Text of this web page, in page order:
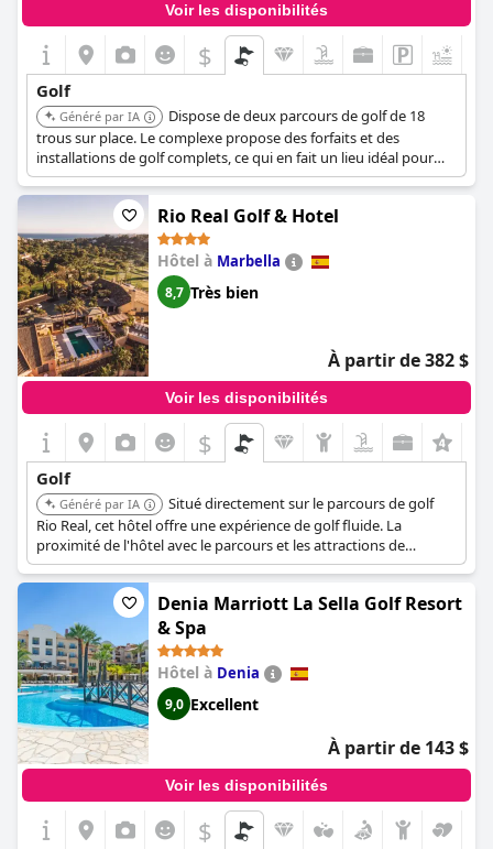
Voir les disponibilités
$
Golf
Généré par IA
Dispose de deux parcours de golf de 18
trous sur place. Le complexe propose des forfaits et des
installations de golf complets, ce qui en fait un lieu idéal pour
des vacances de golf dédiées. Il offre également une expérience
luxueuse avec d'excellents équipements et services.
Rio Real Golf & Hotel
Hôtel à Marbella
8,7 Très bien
À partir de 382 $
Voir les disponibilités
$
Golf
Généré par IA
Situé directement sur le parcours de golf
Rio Real, cet hôtel offre une expérience de golf fluide. La
proximité de l'hôtel avec le parcours et les attractions de
Marbella en fait un choix pratique.
Denia Marriott La Sella Golf Resort
& Spa
Hôtel à Denia
9,0 Excellent
À partir de 143 $
Voir les disponibilités
$